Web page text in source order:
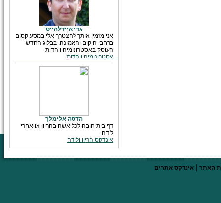
גדי איידלהייט
אני מזמין אותך להצטרך אלי במסע קסום
ברחבי היקום והאמונה. בבלוג החדש
העוסק באסטרונומיה ויהדות
אסטרונומיה ויהדות
הדסה אלימלך
דף בית חובה לכל אשה בהריון או אחרי
לידה
אינדקס הריון ולידה
האתר| אינדקס אתרים